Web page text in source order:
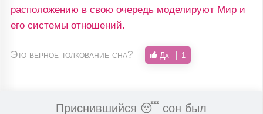
расположению в свою очередь моделируют Мир и
его системы отношений.
Это верное толкование сна? Да 1
Приснившийся 😴 сон был